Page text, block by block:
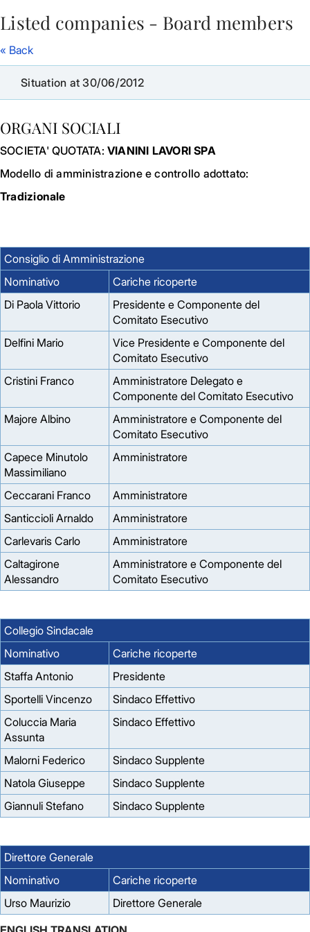
Skip to Main Content
Listed companies - Board members
« Back
Situation at 30/06/2012
ORGANI SOCIALI
SOCIETA' QUOTATA: VIANINI LAVORI SPA
Modello di amministrazione e controllo adottato:
Tradizionale
Consiglio di Amministrazione
Nominativo
Cariche ricoperte
Di Paola Vittorio
Presidente e Componente del
Comitato Esecutivo
Delfini Mario
Vice Presidente e Componente del
Comitato Esecutivo
Cristini Franco
Amministratore Delegato e
Componente del Comitato Esecutivo
Majore Albino
Amministratore e Componente del
Comitato Esecutivo
Capece Minutolo
Massimiliano
Amministratore
Ceccarani Franco
Amministratore
Santiccioli Arnaldo
Amministratore
Carlevaris Carlo
Amministratore
Caltagirone
Alessandro
Amministratore e Componente del
Comitato Esecutivo
Collegio Sindacale
Nominativo
Cariche ricoperte
Staffa Antonio
Presidente
Sportelli Vincenzo
Sindaco Effettivo
Coluccia Maria
Assunta
Sindaco Effettivo
Malorni Federico
Sindaco Supplente
Natola Giuseppe
Sindaco Supplente
Giannuli Stefano
Sindaco Supplente
Direttore Generale
Nominativo
Cariche ricoperte
Urso Maurizio
Direttore Generale